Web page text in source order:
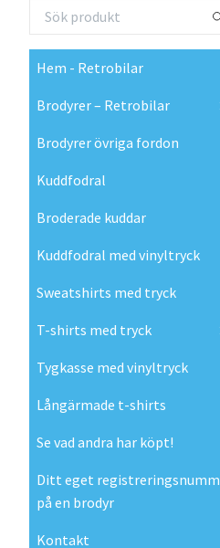
Hem - Retrobilar
Brodyrer – Retrobilar
Brodyrer övriga fordon
Kuddfodral
Broderade kuddar
Kuddfodral med vinyltryck
Sweatshirts med tryck
T-shirts med tryck
Tygkasse med vinyltryck
Långärmade t-shirts
Se vad andra har köpt!
Ditt eget
på en brodyr
Kontakt